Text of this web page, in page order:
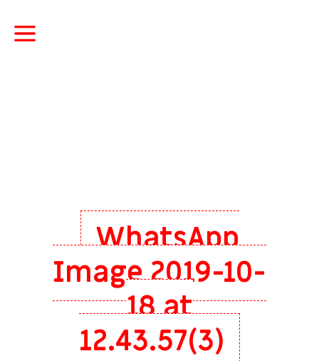
WhatsApp
Image 2019-10-
18 at
12.43.57(3)